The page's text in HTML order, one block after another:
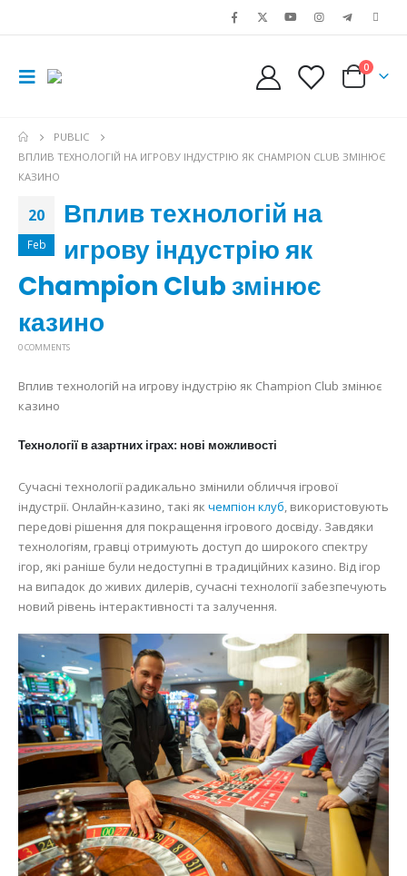
0
PUBLIC
ВПЛИВ ТЕХНОЛОГІЙ НА ИГРОВУ ІНДУСТРІЮ ЯК CHAMPION CLUB ЗМІНЮЄ
КАЗИНО
20
Feb
Вплив технологій на
игрову індустрію як
Champion Club змінює
казино
0 COMMENTS
Вплив технологій на игрову індустрію як Champion Club змінює
казино
Технології в азартних іграх: нові можливості
Сучасні технології радикально змінили обличчя ігрової
індустрії. Онлайн-казино, такі як чемпіон клуб, використовують
передові рішення для покращення ігрового досвіду. Завдяки
технологіям, гравці отримують доступ до широкого спектру
ігор, які раніше були недоступні в традиційних казино. Від ігор
на випадок до живих дилерів, сучасні технології забезпечують
новий рівень інтерактивності та залучення.